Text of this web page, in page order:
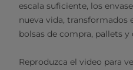
escala suficiente, los
nueva vida, transformados
bolsas de compra, pallets
Reproduzca el video para